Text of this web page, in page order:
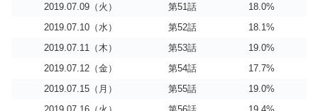
2019.07.09（火）
第51話
18.0%
2019.07.10（水）
第52話
18.1%
2019.07.11（木）
第53話
19.0%
2019.07.12（金）
第54話
17.7%
2019.07.15（月）
第55話
19.0%